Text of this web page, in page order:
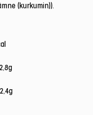
(kurkumin)).